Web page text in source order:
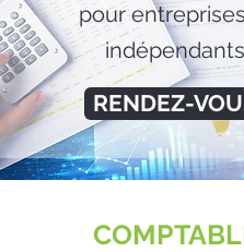
pour
indépendants
RENDEZ-